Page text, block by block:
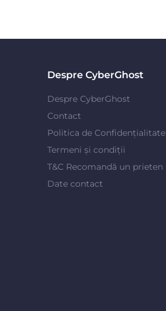
Despre CyberGhost
Despre CyberGhost
Contact
Politica de Confidențialitate
Termeni și condiții
T&C Recomandă un prieten
Date contact